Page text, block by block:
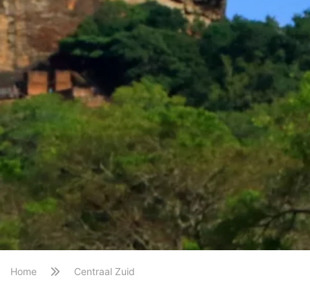
Home Centraal Zuid